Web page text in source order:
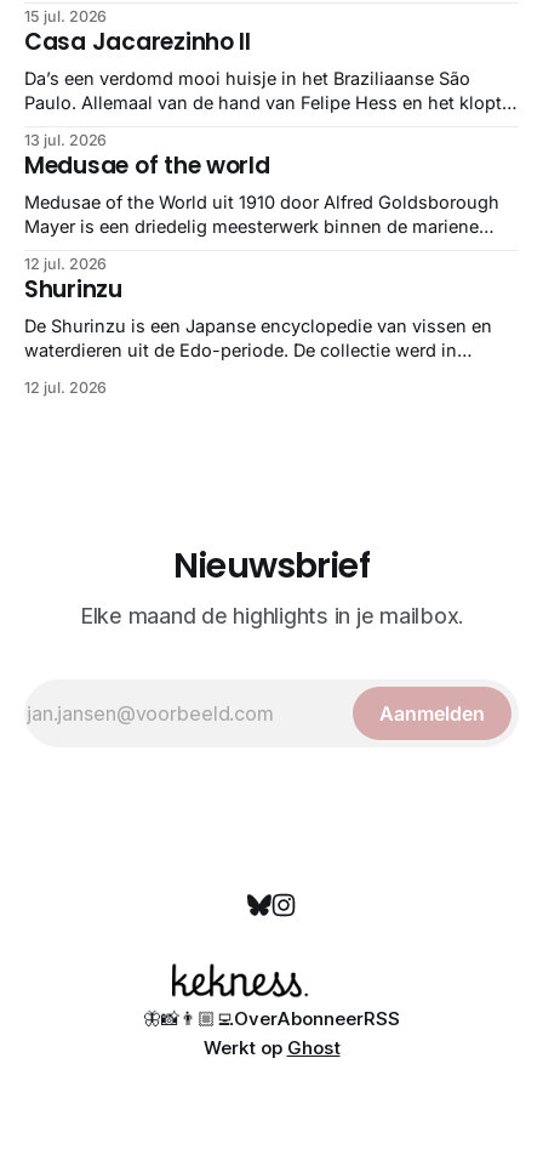
gebundeld in een: boek ✨ Daarin hebben ze alle scans een
stuk netter getrokken, maar op deze manier vind ik ze er
minstens
15 jul. 2026
Casa Jacarezinho II
Da’s een verdomd mooi huisje in het Braziliaanse São
Paulo. Allemaal van de hand van Felipe Hess en het klopt
13 jul. 2026
Medusae of the world
Medusae of the World uit 1910 door Alfred Goldsborough
Mayer is een driedelig meesterwerk binnen de mariene
gedetailleerd overzicht van kwallensoorten en hun
taxonomie. Het boek staat bekend om de combinatie van
strikte wetenschap met prachtige, handgetekende
illustraties en kleurendrukplaten van Mayer zelf.
12 jul. 2026
Shurinzu
De Shurinzu is een Japanse encyclopedie van vissen en
waterdieren uit de Edo-periode. De collectie werd in
bekend om verfijnde technieken en bijna driedimensionale
12 jul. 2026
Nieuwsbrief
Elke maand de highlights in je mailbox.
Aanmelden
🦋📸👨🏼‍💻OverAbonneerRSS
Werkt op Ghost